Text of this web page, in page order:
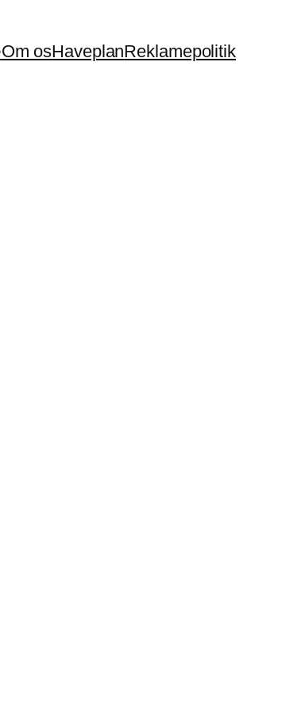
Om osHaveplanReklamepolitik